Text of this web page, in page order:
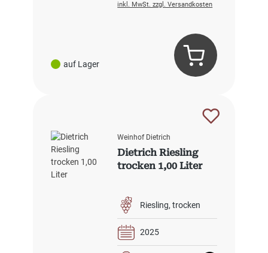
auf Lager
inkl. MwSt. zzgl. Versandkosten
Weinhof Dietrich
Dietrich Riesling
trocken 1,00 Liter
Riesling trocken
2025